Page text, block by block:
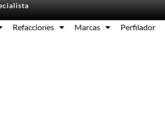
Refacciones Marcas Perfilador
Equipos